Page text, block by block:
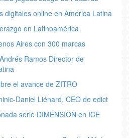
digitales online en América Latina
en Latinoamérica
Aires con 300 marcas
Ramos Director de
el avance de ZITRO
Daniel Liénard, CEO de edict
serie DIMENSION en ICE